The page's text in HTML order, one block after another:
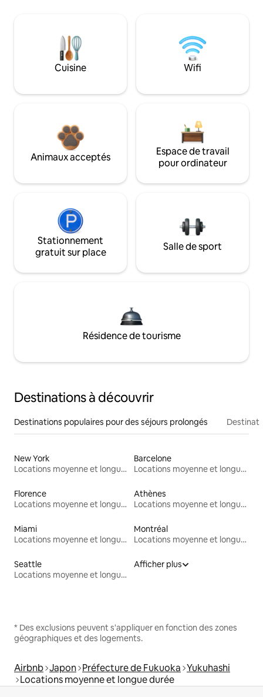
Cuisine Wifi
Animaux acceptés
Espace de travail
pour ordinateur
Stationnement
gratuit sur place
Salle de sport
Résidence de tourisme
Destinations à découvrir
Destinations populaires pour des séjours prolongés
New York
Locations moyenne et longue durée
Barcelone
Locations moyenne et longue durée
Florence
Locations moyenne et longue durée
Athènes
Locations moyenne et longue durée
Miami
Locations moyenne et longue durée
Montréal
Locations moyenne et longue durée
Seattle
Locations moyenne et longue durée
Afficher plus
* Des exclusions peuvent s'appliquer en fonction des zones
géographiques et des logements.
Airbnb Japon Préfecture de Fukuoka Yukuhashi
Locations moyenne et longue durée